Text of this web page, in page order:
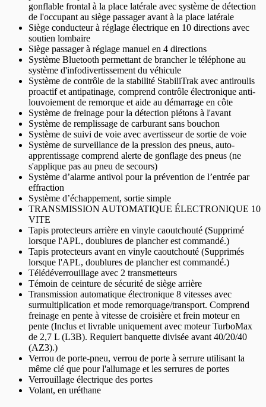
gonflable frontal à la place latérale avec système de détection
de l'occupant au siège passager avant à la place latérale
Siège conducteur à réglage électrique en 10 directions avec
soutien lombaire
Siège passager à réglage manuel en 4 directions
Système Bluetooth permettant de brancher le téléphone au
système d'infodivertissement du véhicule
Système de contrôle de la stabilité StabiliTrak avec antiroulis
proactif et antipatinage, comprend contrôle électronique anti-
louvoiement de remorque et aide au démarrage en côte
Système de freinage pour la détection piétons à l'avant
Système de remplissage de carburant sans bouchon
Système de suivi de voie avec avertisseur de sortie de voie
Système de surveillance de la pression des pneus, auto-
apprentissage comprend alerte de gonflage des pneus (ne
s'applique pas au pneu de secours)
Système d’alarme antivol pour la prévention de l’entrée par
effraction
Système d’échappement, sortie simple
TRANSMISSION AUTOMATIQUE ÉLECTRONIQUE 10
VITE
Tapis protecteurs arrière en vinyle caoutchouté (Supprimé
lorsque l'APL, doublures de plancher est commandé.)
Tapis protecteurs avant en vinyle caoutchouté (Supprimés
lorsque l'APL, doublures de plancher est commandé.)
Télédéverrouillage avec 2 transmetteurs
Témoin de ceinture de sécurité de siège arrière
Transmission automatique électronique 8 vitesses avec
surmultiplication et mode remorquage/transport. Comprend
freinage en pente à vitesse de croisière et frein moteur en
pente (Inclus et livrable uniquement avec moteur TurboMax
de 2,7 L (L3B). Requiert banquette divisée avant 40/20/40
(AZ3).)
Verrou de porte-pneu, verrou de porte à serrure utilisant la
même clé que pour l'allumage et les serrures de portes
Verrouillage électrique des portes
Volant, en uréthane